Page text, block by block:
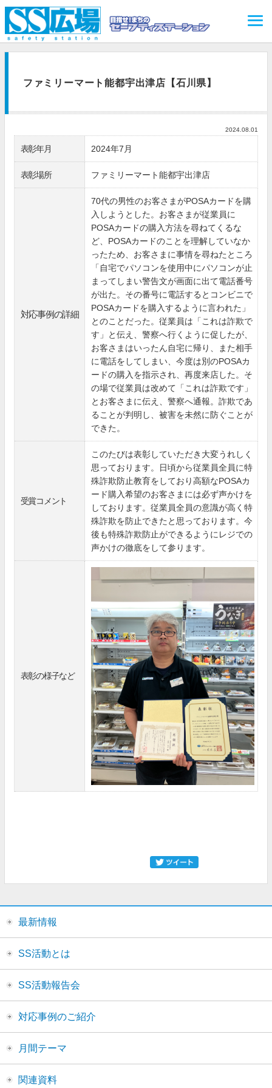
ファミリーマート能都宇出津店【石川県】
2024.08.01
表彰年月 2024年7月
表彰場所 ファミリーマート能都宇出津店
対応事例の詳細
70代の男性のお客さまがPOSAカードを購
入しようとした。お客さまが従業員に
POSAカードの購入方法を尋ねてくるな
ど、POSAカードのことを理解していなか
ったため、お客さまに事情を尋ねたところ
「自宅でパソコンを使用中にパソコンが止
まってしまい警告文が画面に出て電話番号
が出た。その番号に電話するとコンビニで
POSAカードを購入するように言われた」
とのことだった。従業員は「これは詐欺で
す」と伝え、警察へ行くように促したが、
お客さまはいったん自宅に帰り、また相手
に電話をしてしまい、今度は別のPOSAカ
ードの購入を指示され、再度来店した。そ
の場で従業員は改めて「これは詐欺です」
とお客さまに伝え、警察へ通報。詐欺であ
ることが判明し、被害を未然に防ぐことが
できた。
受賞コメント
このたびは表彰していただき大変うれしく
思っております。日頃から従業員全員に特
殊詐欺防止教育をしており高額なPOSAカ
ード購入希望のお客さまには必ず声かけを
しております。従業員全員の意識が高く特
殊詐欺を防止できたと思っております。今
後も特殊詐欺防止ができるようにレジでの
声かけの徹底をして参ります。
表彰の様子など
最新情報
SS活動とは
SS活動報告会
対応事例のご紹介
月間テーマ
関連資料